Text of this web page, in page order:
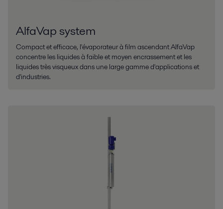
AlfaVap system
Compact et efficace, l'évaporateur à film ascendant AlfaVap
concentre les liquides à faible et moyen encrassement et les
liquides très visqueux dans une large gamme d'applications et
d'industries.